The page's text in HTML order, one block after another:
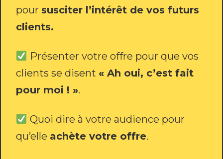
pour susciter l’intérêt de vos futurs
clients.
Présenter votre offre pour que vos
clients se disent « Ah oui, c’est fait
pour moi ! ».
Quoi dire à votre audience pour
qu’elle achète votre offre.